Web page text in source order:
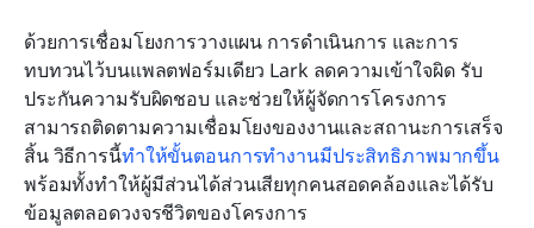
ด้วยการเชื่อมโยงการวางแผน การดำเนินการ และการ
ทบทวนไว้บนแพลตฟอร์มเดียว Lark ลดความเข้าใจผิด รับ
ประกันความรับผิดชอบ และช่วยให้ผู้จัดการโครงการ
สามารถติดตามความเชื่อมโยงของงานและสถานะการเสร็จ
สิ้น วิธีการนี้ทำให้ขั้นตอนการทำงานมีประสิทธิภาพมากขึ้น
พร้อมทั้งทำให้ผู้มีส่วนได้ส่วนเสียทุกคนสอดคล้องและได้รับ
ข้อมูลตลอดวงจรชีวิตของโครงการ